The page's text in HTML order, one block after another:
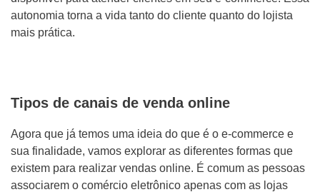
autonomia torna a vida tanto do cliente quanto do lojista
mais prática.
Tipos de canais de venda online
Agora que já temos uma ideia do que é o e-commerce e
sua finalidade, vamos explorar as diferentes formas que
existem para realizar vendas online. É comum as pessoas
associarem o comércio eletrônico apenas com as lojas